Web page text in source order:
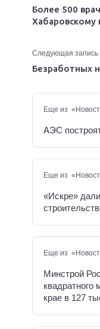
Более 500
Хабаровскому
Следующая запись
Безработных
Еще из
АЭС
Еще из
«Искре»
Еще из
Минстрой
квадратного
крае в 127